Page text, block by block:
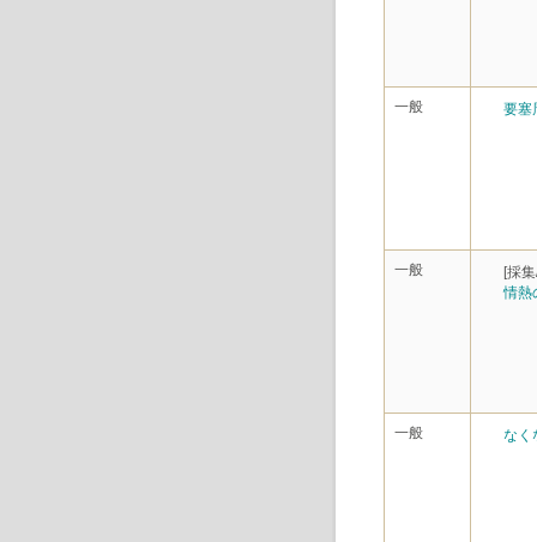
一般 要塞
一般
[採
情熱
一般 なく